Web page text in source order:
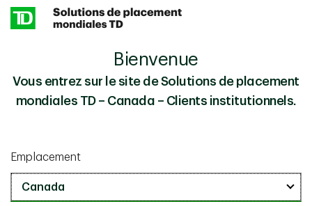
Skip to main content
Pourquoi les investisseurs institutionnels
devraient tenir compte des produits de base dans leur
répartition des actifs
août 14 2025
Pourquoi les investisseurs
Bienvenue
Vous entrez sur le site de Solutions de placement
mondiales TD – Canada – Clients institutionnels.
Emplacement